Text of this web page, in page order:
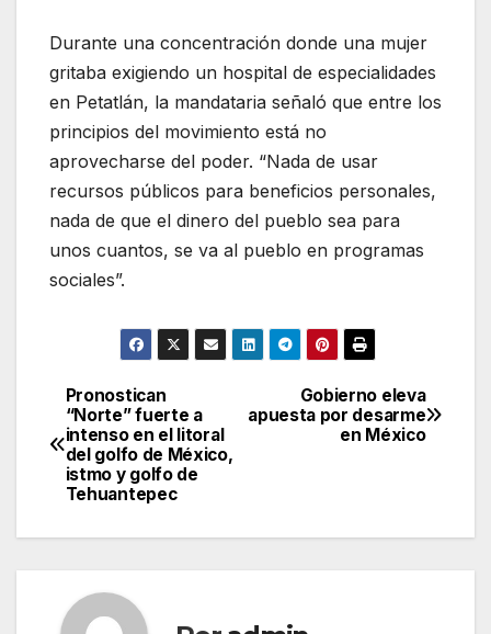
Durante una concentración donde una mujer
gritaba exigiendo un hospital de especialidades
en Petatlán, la mandataria señaló que entre los
principios del movimiento está no
aprovecharse del poder. “Nada de usar
recursos públicos para beneficios personales,
nada de que el dinero del pueblo sea para
unos cuantos, se va al pueblo en programas
sociales”.
Navegación
de
entradas
Gobierno eleva
apuesta por desarme
en México
Pronostican
“Norte” fuerte a
intenso en el litoral
del golfo de México,
istmo y golfo de
Tehuantepec